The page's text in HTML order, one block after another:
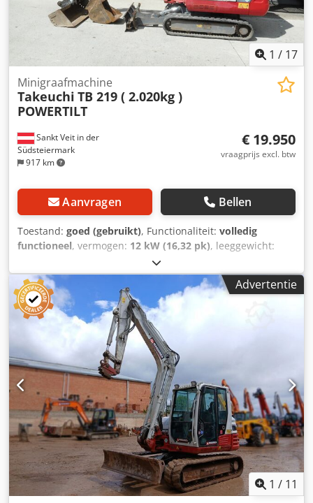
1 / 17
Sankt Veit in der
Südsteiermark
917 km
Minigraafmachine
Takeuchi TB 219 ( 2.020kg )
POWERTILT
€ 19.950
vraagprijs excl. btw
Aanvragen Bellen
Toestand: goed (gebruikt), Functionaliteit: volledig
functioneel, vermogen: 12 kW (16,32 pk), leeggewicht:
, bedrijfsturen:
Uitrusting:cabine, extra koplampen, hydraulische hamer,
rubberen rupsbanden, verstelbaar chassis,
Minigraafmachine TAKEUCHI TB 219 Bouwjaar 2015
Volgens de urenteller 3.610 draaiuren 2.020 kg 12 kW -
POWERTILT - Snelwisselsysteem MS03 Cjdpjzn Uz Ajfx Ad
Noha - Kantelbak - Dieplepel - Hydraulisch verstelbaar
onderstel - Cabine met verwarming - Werkverlichting -
Direct inzetbaar! - Goede rupsbanden! - Voor 90% in
originele lak! - Met CE-keurmerk! Verkoopprijs: € 19.950,-
exclusief BTW Extra nieuwe lepels mogelijk tegen
meerprijs! Ook een gunstige levering mogelijk!
Advertentie
1 / 11